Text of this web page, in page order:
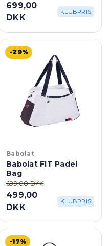
699,00
DKK
KLUBPRIS
-29%
Babolat
Babolat FIT Padel
Bag
699,00 DKK
499,00
DKK
KLUBPRIS
-17%